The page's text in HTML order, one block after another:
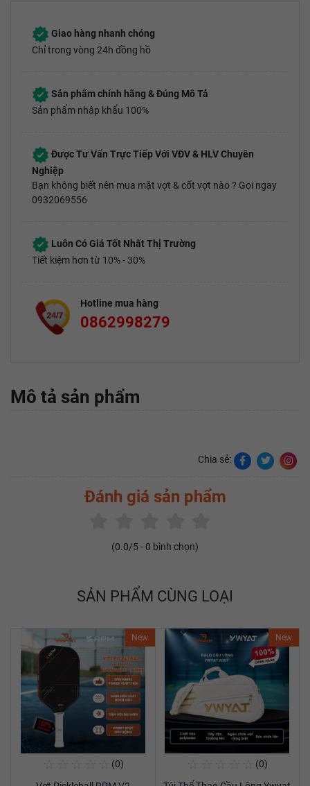
Giao hàng nhanh chóng
Chỉ trong vòng 24h đồng hồ
Sản phẩm chính hãng & Đúng Mô Tả
Sản phẩm nhập khẩu 100%
Được Tư Vấn Trực Tiếp Với VĐV & HLV Chuyên
Nghiệp
Bạn không biết nên mua mặt vợt & cốt vợt nào ? Gọi ngay
0932069556
Luôn Có Giá Tốt Nhất Thị Trường
Tiết kiệm hơn từ 10% - 30%
Hotline mua hàng
0862998279
Mô tả sản phẩm
Chia sẻ:
Đánh giá sản phẩm
(0.0/5 - 0 bình chọn)
SẢN PHẨM CÙNG LOẠI
New
(0)
New
(0)